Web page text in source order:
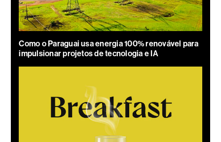
Como o Paraguai usa energia 100% renovável para
impulsionar projetos de tecnologia e IA